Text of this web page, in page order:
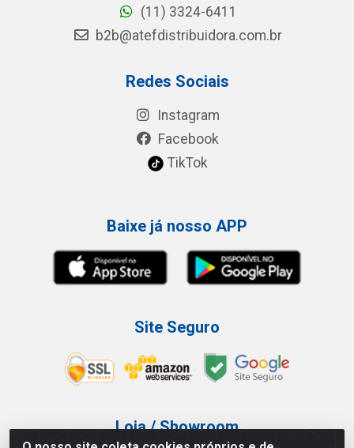
(11) 3324-6411
b2b@atefdistribuidora.com.br
Redes Sociais
Instagram
Facebook
TikTok
Baixe já nosso APP
Site Seguro
Loja / Showroom